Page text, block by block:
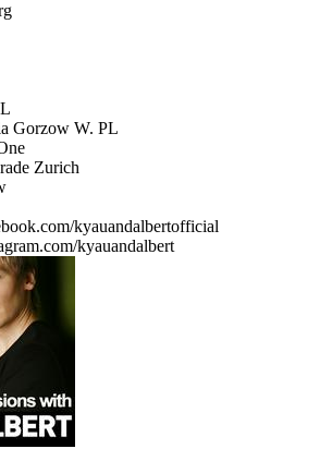
Gorzow W. PL
Zurich
kyauandalbertofficial
kyauandalbert